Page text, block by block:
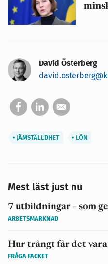
David Österberg
JÄMSTÄLLDHET LÖN
Mest läst just nu
7 utbildningar – som
ARBETSMARKNAD
Hur trångt får det
FRÅGA FACKET